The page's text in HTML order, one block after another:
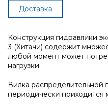
Доставка
Конструкция гидравлики
3 (Хитачи) содержит
любой момент может
нагрузки.
Вилка распределительной
периодически приходится